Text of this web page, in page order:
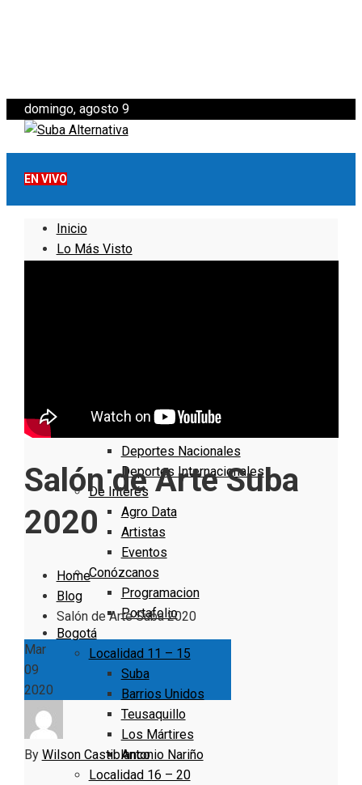
domingo, agosto 9
EN VIVO
Inicio
Lo Más Visto
Deportes
Deportes Nacionales
Deportes Internacionales
De Interés
Agro Data
Artistas
Eventos
Conózcanos
Programacion
Portafolio
Bogotá
Localidad 11 – 15
Suba
Barrios Unidos
Teusaquillo
Los Mártires
Antonio Nariño
Localidad 16 – 20
Salón de Arte Suba
2020
Home
Blog
Salón de Arte Suba 2020
Mar
09
2020
By Wilson Castiblanco